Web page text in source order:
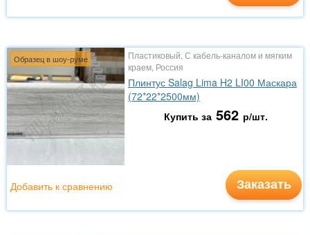
Образец в шоу-руме
Пластиковый, С кабель-каналом и мягким
краем, Россия
Плинтус Salag Lima H2 LI00 Маскара
(72*22*2500мм)
Купить за 562 р/шт.
Заказать
Добавить к сравнению